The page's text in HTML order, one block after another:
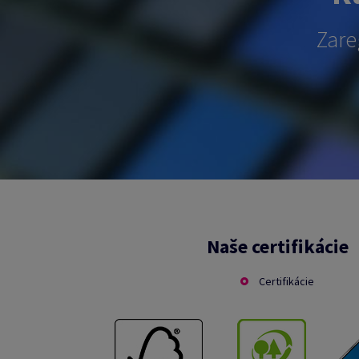
Naše certifikácie
Certifikácie